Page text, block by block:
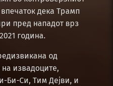
дека Трамп
пред нападот врз
година.
од
извадоците,
Би-Си, Тим Дејви, и